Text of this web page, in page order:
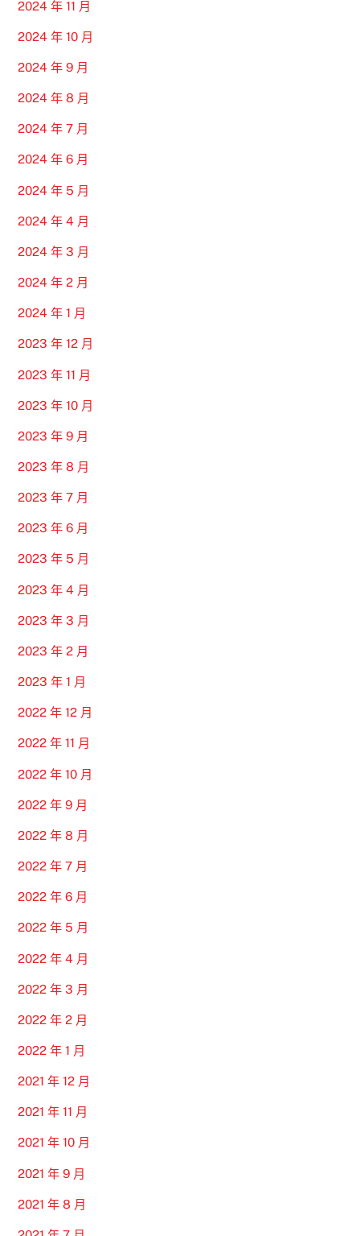
2024 年 11 月
2024 年 10 月
2024 年 9 月
2024 年 8 月
2024 年 7 月
2024 年 6 月
2024 年 5 月
2024 年 4 月
2024 年 3 月
2024 年 2 月
2024 年 1 月
2023 年 12 月
2023 年 11 月
2023 年 10 月
2023 年 9 月
2023 年 8 月
2023 年 7 月
2023 年 6 月
2023 年 5 月
2023 年 4 月
2023 年 3 月
2023 年 2 月
2023 年 1 月
2022 年 12 月
2022 年 11 月
2022 年 10 月
2022 年 9 月
2022 年 8 月
2022 年 7 月
2022 年 6 月
2022 年 5 月
2022 年 4 月
2022 年 3 月
2022 年 2 月
2022 年 1 月
2021 年 12 月
2021 年 11 月
2021 年 10 月
2021 年 9 月
2021 年 8 月